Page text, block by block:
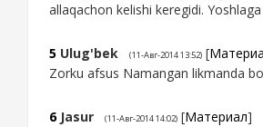
allaqachon kelishi keregidi.
5 Ulug'bek (11-Авг-2014 13:52) [
Zorku afsus Namangan likmanda
6 Jasur (11-Авг-2014 14:02) [Материал]